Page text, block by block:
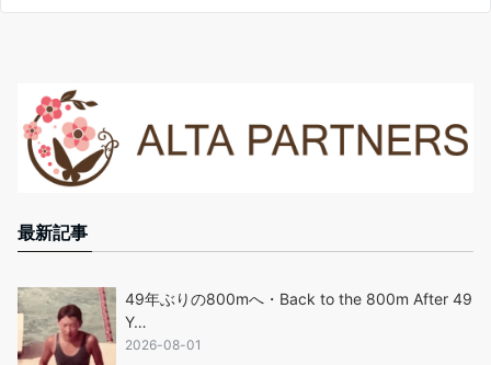
最新記事
49年ぶりの800mへ・Back to the 800m After 49
Y…
2026-08-01